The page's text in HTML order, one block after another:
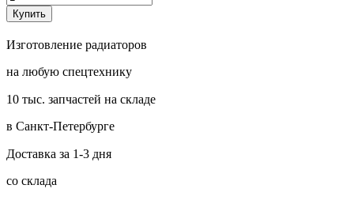
Купить
Изготовление радиаторов
на любую спецтехнику
10 тыс. запчастей на складе
в Санкт-Петербурге
Доставка за 1-3 дня
со склада